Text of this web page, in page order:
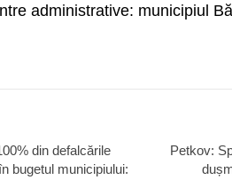
administrative: municipiul
din defalcările
bugetul municipiului:
Petkov: